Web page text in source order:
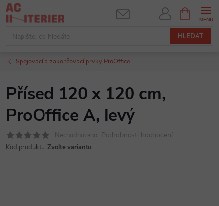
Přejít
na
HLEDAT
NÁKUPNÍ
KOŠÍK
Spojovací a zakončovací prvky ProOffice
Přísed 120 x 120 cm,
ProOffice A, levý
Neohodnoceno Podrobnosti hodnocení
Kód produktu: Zvolte variantu